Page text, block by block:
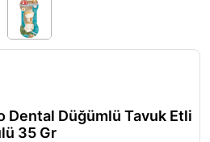
Dental Düğümlü Tavuk Etli
35 Gr